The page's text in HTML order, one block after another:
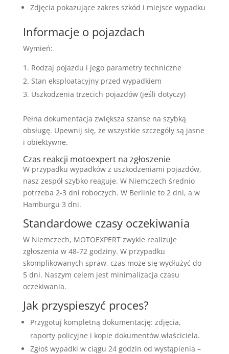
Zdjęcia pokazujące zakres szkód i miejsce wypadku
Informacje o pojazdach
Wymień:
Rodzaj pojazdu i jego parametry techniczne
Stan eksploatacyjny przed wypadkiem
Uszkodzenia trzecich pojazdów (jeśli dotyczy)
Pełna dokumentacja zwiększa szanse na szybką
obsługę. Upewnij się, że wszystkie szczegóły są jasne
i obiektywne.
Czas reakcji motoexpert na zgłoszenie
W przypadku wypadków z uszkodzeniami pojazdów,
nasz zespół szybko reaguje. W Niemczech średnio
potrzeba 2-3 dni roboczych. W Berlinie to 2 dni, a w
Hamburgu 3 dni.
Standardowe czasy oczekiwania
W Niemczech, MOTOEXPERT zwykle realizuje
zgłoszenia w 48-72 godziny. W przypadku
skomplikowanych spraw, czas może się wydłużyć do
5 dni. Naszym celem jest minimalizacja czasu
oczekiwania.
Jak przyspieszyć proces?
Przygotuj kompletną dokumentację: zdjęcia,
raporty policyjne i kopie dokumentów właściciela.
Zgłoś wypadki w ciągu 24 godzin od wystąpienia –